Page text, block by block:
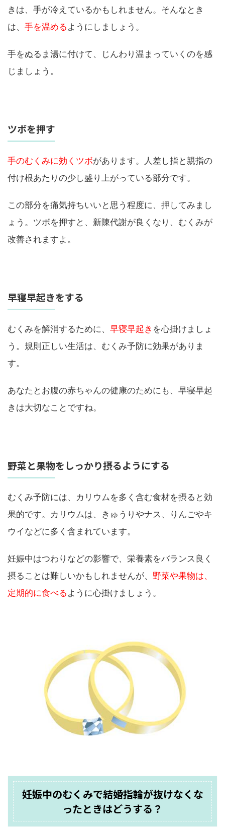
きは、手が冷えているかもしれません。そんなとき
は、 手を温める ようにしましょう。
手をぬるま湯に付けて、じんわり温まっていくのを感
じましょう。
ツボを押す
手のむくみに効くツボがあります。人差し指と親指の
付け根あたりの少し盛り上がっている部分です。
この部分を痛気持ちいいと思う程度に、押してみまし
ょう。ツボを押すと、新陳代謝が良くなり、むくみが
改善されますよ。
早寝早起きをする
むくみを解消するために、 早寝早起き を心掛けましょ
う。規則正しい生活は、むくみ予防に効果がありま
す。
あなたとお腹の赤ちゃんの健康のためにも、早寝早起
きは大切なことですね。
野菜と果物をしっかり摂るようにする
むくみ予防には、カリウムを多く含む食材を摂ると効
果的です。カリウムは、きゅうりやナス、りんごやキ
ウイなどに多く含まれています。
妊娠中はつわりなどの影響で、栄養素をバランス良く
摂ることは難しいかもしれませんが、 野菜や果物は、
定期的に食べる ように心掛けましょう。
妊娠中のむくみで結婚指輪が抜けなくな
ったときはどうする？